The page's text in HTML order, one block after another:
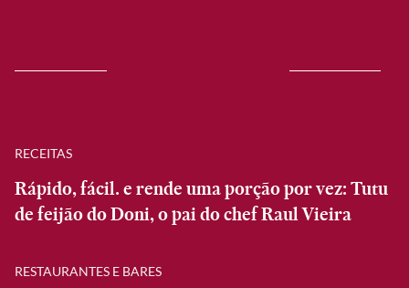
RECEITAS
Rápido, fácil. e rende uma porção por vez: Tutu
de feijão do Doni, o pai do chef Raul Vieira
RESTAURANTES E BARES